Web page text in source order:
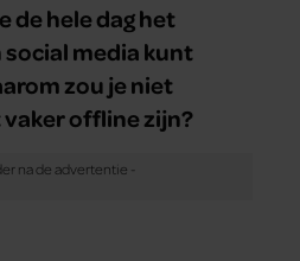
de hele dag het
social media kunt
zou je niet
offline zijn?